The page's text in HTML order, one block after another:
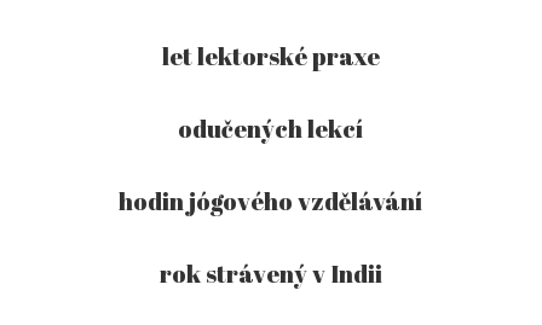
let lektorské praxe
odučených lekcí
hodin jógového vzdělávání
rok strávený v Indii